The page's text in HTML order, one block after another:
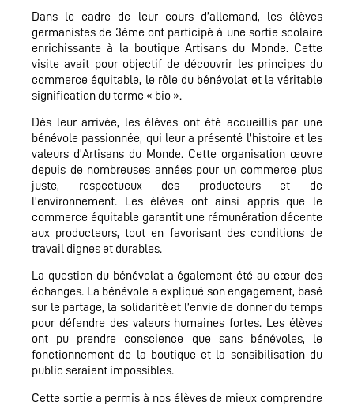
Dans le cadre de leur cours d’allemand, les élèves
germanistes de 3ème ont participé à une sortie scolaire
enrichissante à la boutique Artisans du Monde. Cette
visite avait pour objectif de découvrir les principes du
commerce équitable, le rôle du bénévolat et la véritable
signification du terme « bio ».
Dès leur arrivée, les élèves ont été accueillis par une
bénévole passionnée, qui leur a présenté l’histoire et les
valeurs d’Artisans du Monde. Cette organisation œuvre
depuis de nombreuses années pour un commerce plus
juste, respectueux des producteurs et de
l’environnement. Les élèves ont ainsi appris que le
commerce équitable garantit une rémunération décente
aux producteurs, tout en favorisant des conditions de
travail dignes et durables.
La question du bénévolat a également été au cœur des
échanges. La bénévole a expliqué son engagement, basé
sur le partage, la solidarité et l’envie de donner du temps
pour défendre des valeurs humaines fortes. Les élèves
ont pu prendre conscience que sans bénévoles, le
fonctionnement de la boutique et la sensibilisation du
public seraient impossibles.
Cette sortie a permis à nos élèves de mieux comprendre